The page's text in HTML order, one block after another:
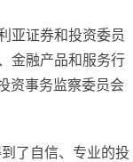
亚证券和投资委员
金融产品和服务行
资事务监察委员会
了自信、专业的投